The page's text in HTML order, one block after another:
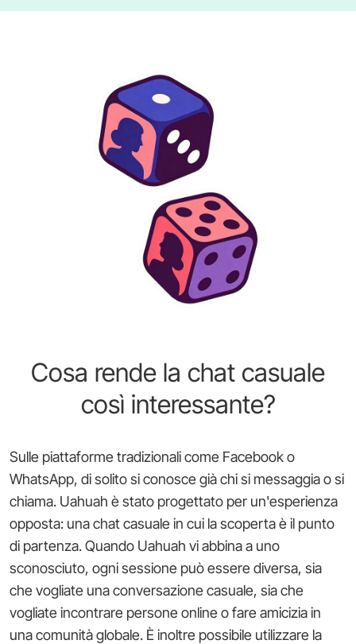
Cosa rende la chat casuale
così interessante?
Sulle piattaforme tradizionali come Facebook o
WhatsApp, di solito si conosce già chi si messaggia o si
chiama. Uahuah è stato progettato per un'esperienza
opposta: una chat casuale in cui la scoperta è il punto
di partenza. Quando Uahuah vi abbina a uno
sconosciuto, ogni sessione può essere diversa, sia
che vogliate una conversazione casuale, sia che
vogliate incontrare persone online o fare amicizia in
una comunità globale. È inoltre possibile utilizzare la